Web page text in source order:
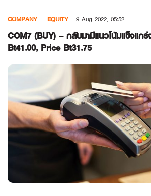
content
COMPANY EQUITY 9 Aug 2022, 05:52
COM7 (BUY) – กลับมามีแนวโน้มแข็งแก
Bt41.00, Price Bt31.75